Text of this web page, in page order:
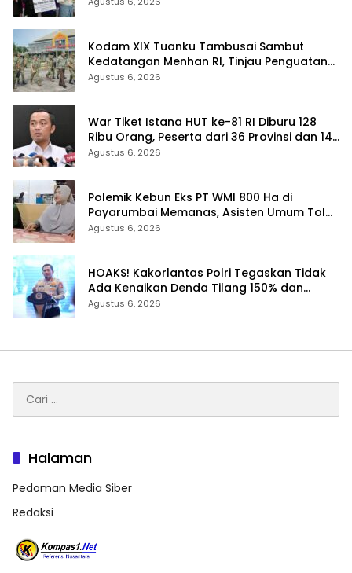
Kodam XIX Tuanku Tambusai Sambut
Kedatangan Menhan RI, Tinjau Penguatan
Yonif TP di Bengkalis dan Kampar
Agustus 6, 2026
War Tiket Istana HUT ke-81 RI Diburu 128
Ribu Orang, Peserta dari 36 Provinsi dan 14
Negara
Agustus 6, 2026
Polemik Kebun Eks PT WMI 800 Ha di
Payarumbai Memanas, Asisten Umum Tolak
Dikelola Agrinas dan Tantang Presiden
Agustus 6, 2026
HOAKS! Kakorlantas Polri Tegaskan Tidak
Ada Kenaikan Denda Tilang 150% dan
Tilang Manual Menyeluruh
Agustus 6, 2026
untuk:
Halaman
Pedoman Media Siber
Redaksi